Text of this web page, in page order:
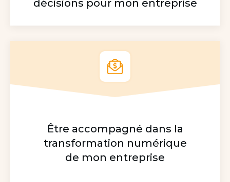
décisions pour mon entreprise
Être accompagné dans la
transformation numérique
de mon entreprise